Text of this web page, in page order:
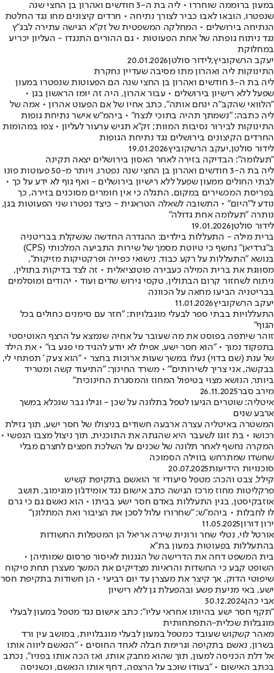
במעון ברוממה שוחררו • ליה בת ה-3 חודשים ואהרון בן החצי שנה
שנפטרו, הובאו לאבו כביר לצורך נתיחה • חרדים קיצונים מחו נגד החלטת
הנתיחה בירושלים • המחלקה המשפטית של זק"א הגישה עתירה לבג"ץ
נגד ניתוח גופתה של אחת הפעוטות • גם ההורים התנגדו - העליון יכריע
במחלוקת
יעקב הרשקוביץ,לידור סולטן20.01.2026
התינוקות ליה ואהרון מתו מסיבה שעדיין נחקרת
ליה בת ה-3 חודשים ואהרון בן החצי שנה הם הפעוטות שנפטרו במעון
שפעל ללא רישיון בירושלים • עבור אהרון, היה זה יומו הראשון בגן •
"הלוואי שהקב"ה ינחם אותה", כתב אחיו של אם הפעוט אהרון • אמה של
ליה כתבה: "נשמתך תהיה בתוכי לנצח" • ביהמ"ש אישר נתיחת גופות
התינוקות לבירור נסיבות המוות; זק"א תגיש ערעור לעליון • צפו במהומות
החרדים הקיצונים בירושלים נגד נתיחת הגופות
לידור סולטן,יעקב הרשקוביץ19.01.2026
"תעלומה": הבדיקה בזירה לאחר האסון בירושלים יצאה תקינה
ליה בת ה-3 חודשים ואהרון בן החצי שנה נפטרו, ויותר מ-50 פעוטות פונו
לבתי החולים ממעון שפעל ללא רישיון בירושלים - ואף גוף לא ידע על כך •
בפריסת המכשירים במקום, התגלה כי אין חומרים מסוכנים בזירה, כך
נודע ל"היום" • התשובה לשאלה הטראגית - כיצד נפטרו שני הפעוטות בגן,
נותרה "תעלומה אחת גדולה"
לידור סולטן19.01.2026
ברית מילה - התעללות בילדים: ההגדרה החדשה שנשקלת בבריטניה
ב"גרדיאן" נחשף כי טיוטת מסמך של שירות התביעה המלכותי (CPS)
בנושא "התעללות על רקע כבוד, נישואי כפייה ופרקטיקות מזיקות",
מסווגת את ברית המילה כעבירה פוטנציאלית • זה לצד בדיקות בתולין,
ניתוח לשחזור קרום הבתולין, טקסי גירוש שדים ועוד • יהודים ומוסלמים
בבריטניה הביעו מחאה על הכוונה
יעקב הרשקוביץ11.01.2026
התעללויות בבתי ספר לבעלי מוגבלויות: "חזר עם סימנים כחולים בכל
הגוף"
זוהר שיתפה בפוסט את מה שעובר על אחיה שנמצא על הרצף האוטיסטי
בתפקוד נמוך • "הוא חסר ישע, אפילו לא יודע להגיד מי פגע בו" • את הילד
של ענת (שם בדוי) נעלו במשך שעות ארוכות בחצר • "הוא צעק ' תפתחי לי,
בבקשה, אני צריך לשירותים'" • משרד החינוך: "התיעוד קשה ומטריד
ביותר, הנושא מצוי בטיפול המחוז והמסגרת החינוכית"
מירב סבר26.11.2025
איטליה: שוטרים הגיעו לטפל בתלונה על שכן - וגילו גבר שנכלא במשך
ארבע שנים
המשטרה באיטליה עצרה ארבעה חשודים בניצולו של חסר ישע, תוך גזילת
רכושו • בת זוגו לשעבר היא שהגתה את התוכנית, תוך ניצול מצבו הנפשי •
המקרה נחשף לאחר תלונה של שכנים על השלכת חפצים לחצרם מבלי
שחשדו שמתרחש בווילה הסמוכה
סוכנויות הידיעות20.07.2025
קילל, צבט והכה: מטפל סיעודי זר הואשם בתקיפת קשיש
פרקליטות מחוז מרכז הגישה כתב אישום נגד אומידג'ון מוגימוב, תושב
אוזבקיסטן, בגין התעללות באדם חסר ישע בביתו • הוא נאשם גם כי גרם
לו לחבלות • ביהמ"ש: "שחרורו עלול לסכן את הציבור ואת המתלונן"
ירון דורון11.05.2025
אורטל לוי, נטלי שחר ורונית שירה אריאל הן המטפלות החשודות
בהתעללות בפעוטות במעון בת"א
בית המשפט דחה את הדרישה של הגננות לאיסור פרסום שמותיהן •
השופט קבע כי החשדות והראיות מצדיקים את המשך מעצרן תחת פיקוח
שיפוטי הדוק, אך קיצר את מעצרן עד יום רביעי • הן חשודות בתקיפת חסר
ישע, באי מניעת פשע ובהפעלת גן ללא רישיון
אבי כהן30.12.2024
"תקף חסר ישע בהיותו אחראי עליו": כתב אישום נגד מטפל במעון לבעלי
מוגבלות שכלית-התפתחותית
מאהר קשקוש שעובד כמטפל במעון לבעלי מוגבלויות, במושב עין ורד
בשרון, נאשם בתקיפה וגרימת חבלה לאחד החוסים • "הנאשם ליווה אותו
אל דלת הכניסה למעון, תוך שהוא מחבק אותו, ואז הכה אותו בפניו", נכתב
בכתב האישום • "בעודו שוכב על הרצפה, דחף אותו הנאשם, וכשניסה